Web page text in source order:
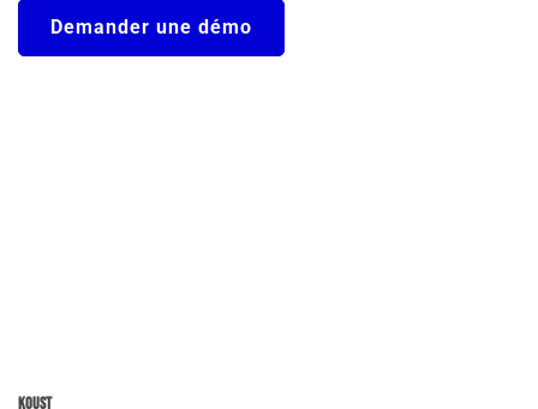
Demander une démo
Koust